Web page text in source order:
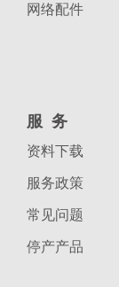
网络配件
服务
资料下载
服务政策
常见问题
停产产品